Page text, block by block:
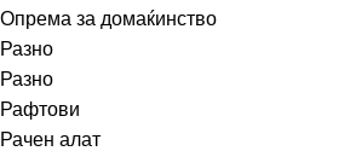
Опрема за домаќинство
Разно
Разно
Рафтови
Рачен алат